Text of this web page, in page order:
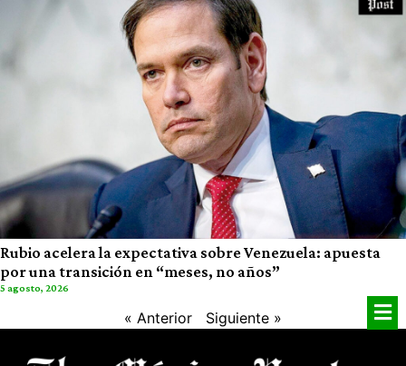
Rubio acelera la expectativa sobre Venezuela: apuesta
por una transición en “meses, no años”
5 agosto, 2026
« Anterior Siguiente »